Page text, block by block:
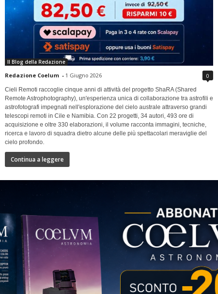
Il Blog della Redazione
Redazione Coelum - 1 Giugno 2026 0
Cieli Remoti raccoglie cinque anni di attività del progetto ShaRA (Shared
Remote Astrophotography), un'esperienza unica di collaborazione tra astrofili e
astrofotografi impegnati nell'esplorazione del cielo australe attraverso grandi
telescopi remoti in Cile e Namibia. Con 22 progetti, 34 autori, 493 ore di
acquisizione e oltre 330 elaborazioni, il volume racconta immagini, tecniche,
ricerca e lavoro di squadra dietro alcune delle più spettacolari meraviglie del
cielo profondo.
Continua a leggere